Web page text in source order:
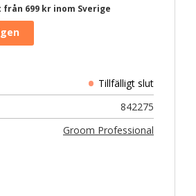
699 kr inom Sverige
842275
Groom Professional